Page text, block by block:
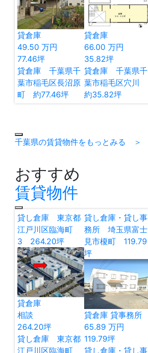
貸倉庫
49.50 万円
77.46坪
貸倉庫 千葉県千
葉市稲毛区長沼原
町 約77.46坪
貸倉庫
66.00 万円
35.82坪
貸倉庫 千葉県千
葉市稲毛区穴川
約35.82坪
千葉県の賃貸物件をもっとみる ＞
おすすめ
賃貸物件
貸し倉庫 東京都
江戸川区臨海町
3 264.20坪
貸倉庫
相談
264.20坪
貸し倉庫 東京都
江戸川区臨海町
貸し倉庫・貸し事
務所 埼玉県富士
見市榎町 119.79
坪
貸倉庫 貸事務所
65.89 万円
119.79坪
貸し倉庫・貸し事